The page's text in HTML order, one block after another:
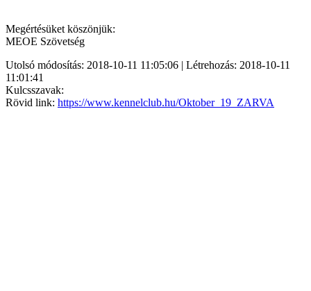
Megértésüket köszönjük:
MEOE Szövetség
Utolsó módosítás: 2018-10-11 11:05:06 | Létrehozás: 2018-10-11
11:01:41
Kulcsszavak:
Rövid link: https://www.kennelclub.hu/Oktober_19_ZARVA